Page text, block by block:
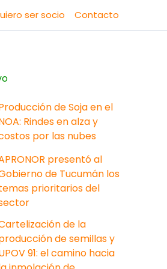
ser socio Contacto
de Soja en el
Rindes en alza y
por las nubes
presentó al
de Tucumán los
prioritarios del
de la
de semillas y
91: el camino hacia